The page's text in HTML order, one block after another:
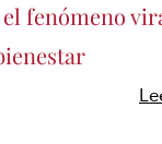
fenómeno